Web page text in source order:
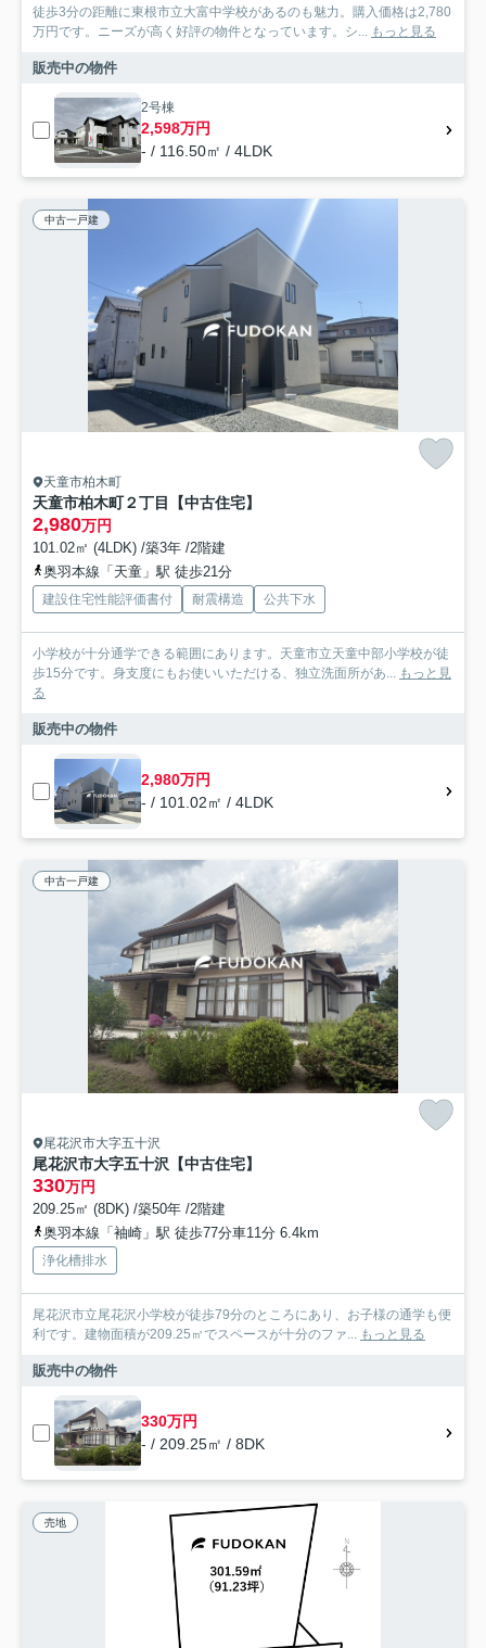
徒歩3分の距離に東根市立大富中学校があるのも魅力。購入価格は2,780
万円です。ニーズが高く好評の物件となっています。シ... もっと見る
販売中の物件
2号棟
2,598万円
- / 116.50㎡ / 4LDK
中古一戸建
天童市柏木町
天童市柏木町２丁目【中古住宅】
2,980万円
101.02㎡ (4LDK) /築3年 /2階建
奥羽本線「天童」駅 徒歩21分
建設住宅性能評価書付 耐震構造 公共下水
小学校が十分通学できる範囲にあります。天童市立天童中部小学校が徒
歩15分です。身支度にもお使いいただける、独立洗面所があ... もっと見
る
販売中の物件
2,980万円
- / 101.02㎡ / 4LDK
中古一戸建
尾花沢市大字五十沢
尾花沢市大字五十沢【中古住宅】
330万円
209.25㎡ (8DK) /築50年 /2階建
奥羽本線「袖崎」駅 徒歩77分車11分 6.4km
浄化槽排水
尾花沢市立尾花沢小学校が徒歩79分のところにあり、お子様の通学も便
利です。建物面積が209.25㎡でスペースが十分のファ... もっと見る
販売中の物件
330万円
- / 209.25㎡ / 8DK
売地